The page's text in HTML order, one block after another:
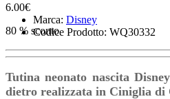
6.00€
80 % sconto
Marca: Disney
Codice Prodotto: WQ30332
Tutina neonato nascita
dietro realizzata in Ciniglia di